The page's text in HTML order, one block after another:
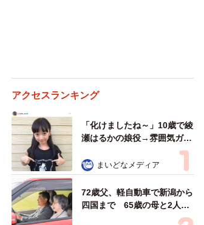
アクセスランキング
「化けましたね～」10歳で綾
瀬はるかの娘役→雰囲気ガラ
リの18歳に成長 「メイクで
雰囲気が」「宝塚に入れそ
う」
まいどなメディア
72歳父、軽自動車で新潟から
四国まで 65歳の母と2人で
3泊4日の旅 パーキングの休